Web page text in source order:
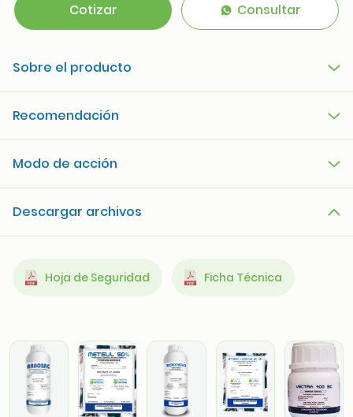
Cotizar Consultar
Sobre el producto
Recomendación
Modo de acción
Hoja de Seguridad Ficha Técnica
Descargar archivos